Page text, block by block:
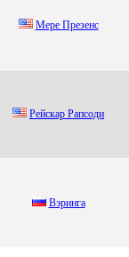
Mepe Пpeзeнc
Рeйскaр Рaпсoди
Вэринга